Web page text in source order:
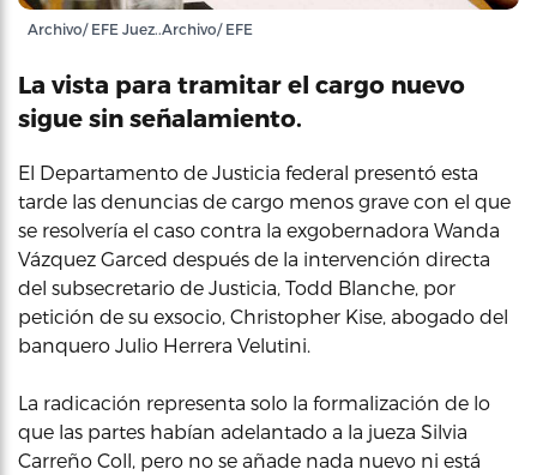
Archivo/ EFE Juez..Archivo/ EFE
La vista para tramitar el cargo nuevo
sigue sin señalamiento.
El Departamento de Justicia federal presentó esta
tarde las denuncias de cargo menos grave con el que
se resolvería el caso contra la exgobernadora Wanda
Vázquez Garced después de la intervención directa
del subsecretario de Justicia, Todd Blanche, por
petición de su exsocio, Christopher Kise, abogado del
banquero Julio Herrera Velutini.
La radicación representa solo la formalización de lo
que las partes habían adelantado a la jueza Silvia
Carreño Coll, pero no se añade nada nuevo ni está